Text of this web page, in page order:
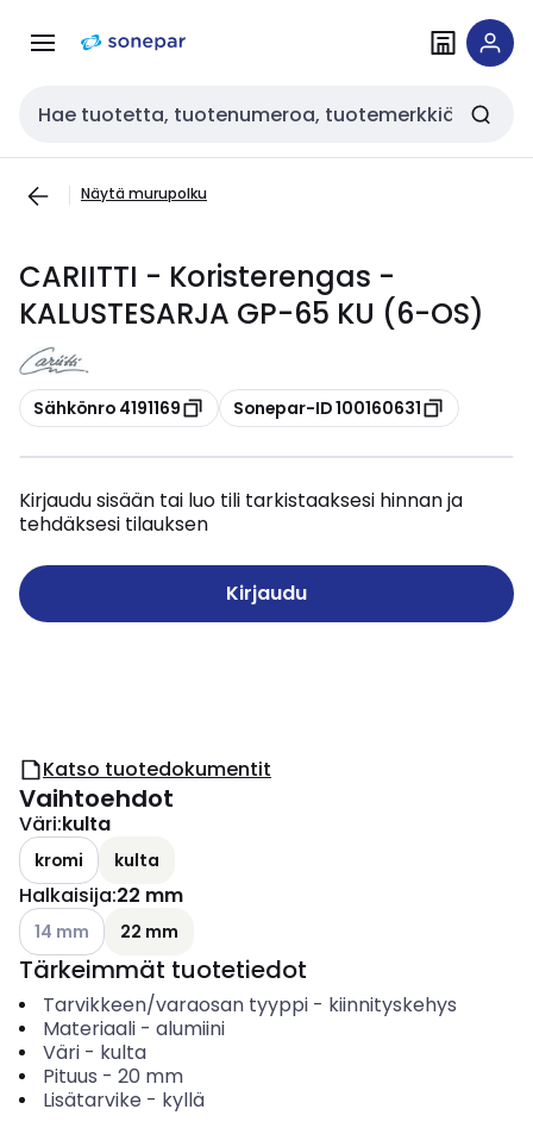
navigointiinsisältöön
Haku
Näytä murupolku
CARIITTI - Koristerengas -
KALUSTESARJA GP-65 KU (6-OS)
Kopioi
Sähkönro 4191169 Kopioi
Sonepar-ID 100160631
Kirjaudu sisään tai luo tili tarkistaaksesi hinnan ja
tehdäksesi tilauksen
Kirjaudu
Katso tuotedokumentit
Vaihtoehdot
Väri:kulta
kromi kulta
Halkaisija:22 mm
Katso käytettävissä olevat vaihtoehdot
14 mm 22 mm
Tärkeimmät tuotetiedot
Tarvikkeen/varaosan tyyppi- kiinnityskehys
Materiaali- alumiini
Väri- kulta
Pituus - 20 mm
Lisätarvike - kyllä